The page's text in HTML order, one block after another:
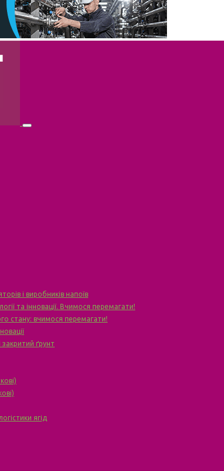
і виробників напоїв
та інновації. Вчимося перемагати!
стану: вчимося перемагати!
закритий ґрунт
ягід